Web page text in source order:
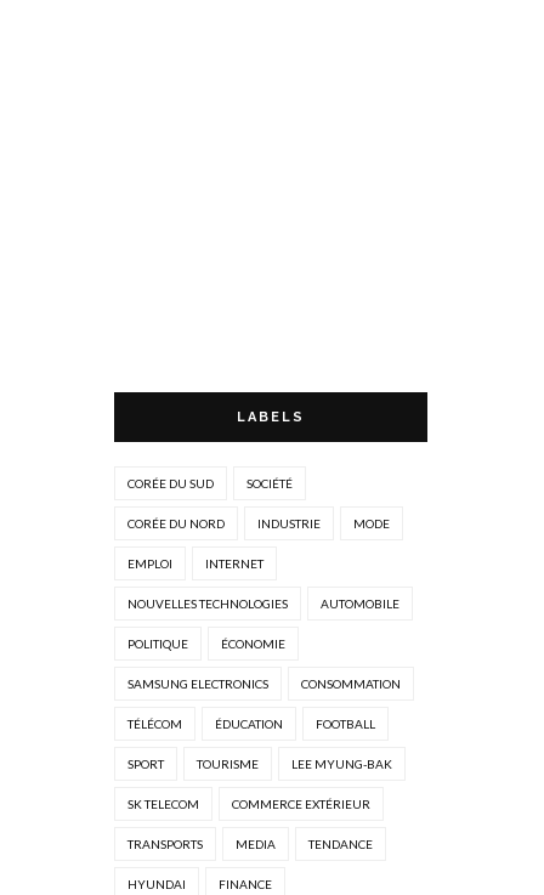
LABELS
CORÉE DU SUD SOCIÉTÉ
CORÉE DU NORD INDUSTRIE MODE
EMPLOI INTERNET
NOUVELLES TECHNOLOGIES AUTOMOBILE
POLITIQUE ÉCONOMIE
SAMSUNG ELECTRONICS CONSOMMATION
TÉLÉCOM ÉDUCATION FOOTBALL
SPORT TOURISME LEE MYUNG-BAK
SK TELECOM COMMERCE EXTÉRIEUR
TRANSPORTS MEDIA TENDANCE
HYUNDAI FINANCE